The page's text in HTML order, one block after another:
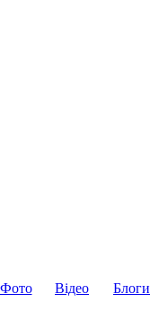
Фото Відео Блоги